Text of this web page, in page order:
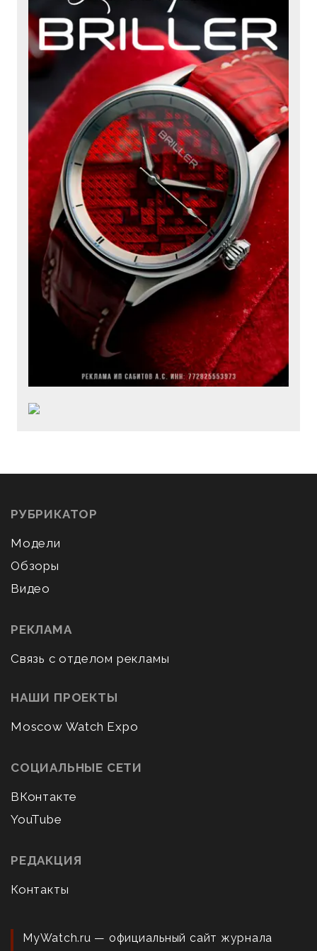
РУБРИКАТОР
Модели
Обзоры
Видео
РЕКЛАМА
Связь с отделом рекламы
НАШИ ПРОЕКТЫ
Moscow Watch Expo
СОЦИАЛЬНЫЕ СЕТИ
ВКонтакте
YouTube
РЕДАКЦИЯ
Контакты
MyWatch.ru — официальный сайт журнала